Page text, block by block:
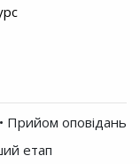
• Прийом оповідань
етап